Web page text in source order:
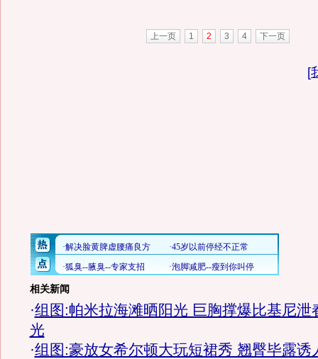
上一页 1 2 3 4 下一页
[
相关新闻
·组图:帕米拉海滩晒阳光 巨胸撑爆比基尼泄
光
·组图:豪放女希尔顿大玩短裙秀 翘臀毕露诱